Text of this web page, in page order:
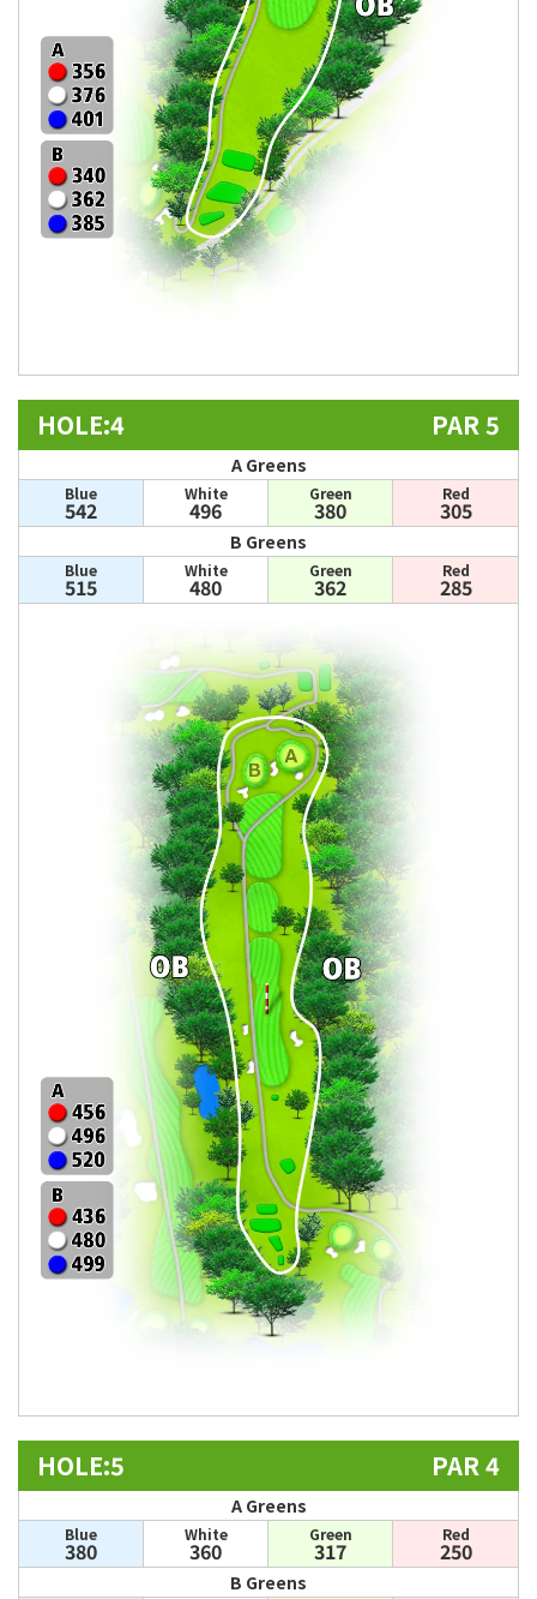
HOLE:4 PAR 5
A Greens
Blue
542
White
496
Green
380
Red
305
B Greens
Blue
515
White
480
Green
362
Red
285
HOLE:5 PAR 4
A Greens
Blue
380
White
360
Green
317
Red
250
B Greens